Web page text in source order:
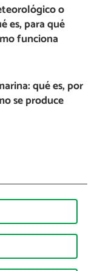
o
es, para qué
funciona
qué es, por
se produce